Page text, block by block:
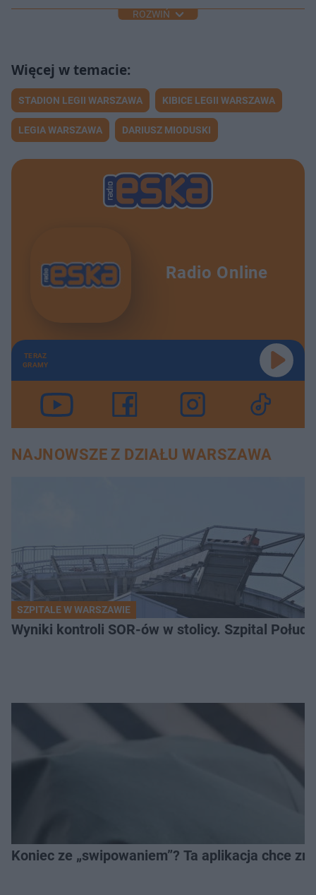
ROZWIŃ
STADION LEGII WARSZAWA KIBICE LEGII WARSZAWA
LEGIA WARSZAWA DARIUSZ MIODUSKI
Radio Online
TERAZ
GRAMY
NAJNOWSZE Z DZIAŁU WARSZAWA
SZPITALE W WARSZAWIE
Wyniki kontroli SOR-ów w stolicy. Szpital
Koniec ze „swipowaniem”? Ta aplikacja chce